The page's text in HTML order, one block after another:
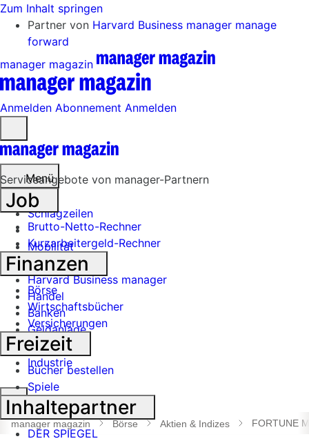
Zum Inhalt springen
Partner von Harvard Business manager manage
forward
manager magazin
Anmelden Abonnement Anmelden
öffnen
Menü
Schlagzeilen
Mobilität
Tech
Harvard Business manager
Handel
Banken
Geldanlage
Börse
Industrie
Suche
öffnen
manager magazin Börse Aktien & Indizes FORTUNE
Serviceangebote von manager-Partnern
Job
Brutto-Netto-Rechner
Kurzarbeitergeld-Rechner
Finanzen
Börse
Wirtschaftsbücher
Versicherungen
Freizeit
Bücher bestellen
Spiele
Inhaltepartner
DER SPIEGEL